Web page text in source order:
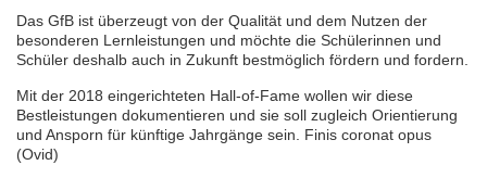
Das GfB ist überzeugt von der Qualität und dem Nutzen der
besonderen Lernleistungen und möchte die Schülerinnen und
Schüler deshalb auch in Zukunft bestmöglich fördern und fordern.
Mit der 2018 eingerichteten Hall-of-Fame wollen wir diese
Bestleistungen dokumentieren und sie soll zugleich Orientierung
und Ansporn für künftige Jahrgänge sein. Finis coronat opus
(Ovid)